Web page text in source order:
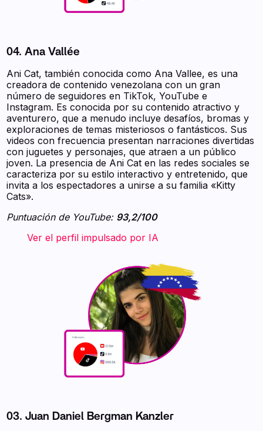
04. Ana Vallée
Ani Cat, también conocida como Ana Vallee, es una
creadora de contenido venezolana con un gran
número de seguidores en TikTok, YouTube e
Instagram. Es conocida por su contenido atractivo y
aventurero, que a menudo incluye desafíos, bromas y
exploraciones de temas misteriosos o fantásticos. Sus
videos con frecuencia presentan narraciones divertidas
con juguetes y personajes, que atraen a un público
joven. La presencia de Ani Cat en las redes sociales se
caracteriza por su estilo interactivo y entretenido, que
invita a los espectadores a unirse a su familia «Kitty
Cats».
Puntuación de YouTube: 93,2/100
‍ ‍ ‍ ‍ ‍ ‍ ‍ Ver el perfil impulsado por IA ‍ ‍ ‍
03. Juan Daniel Bergman Kanzler